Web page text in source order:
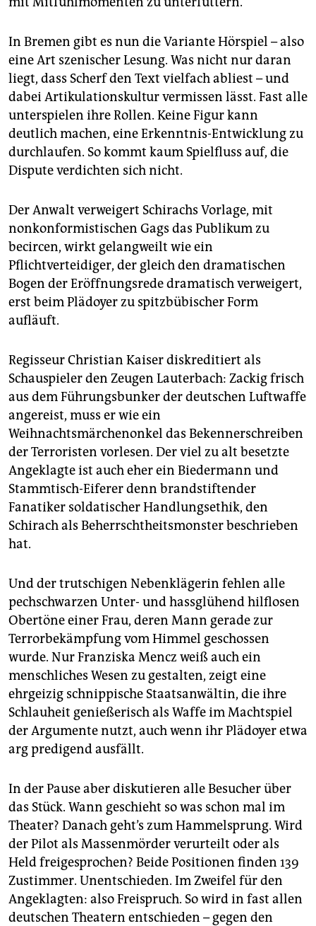
In Bremen gibt es nun die Variante Hörspiel – also
eine Art szenischer Lesung. Was nicht nur daran
liegt, dass Scherf den Text vielfach abliest – und
dabei Artikulationskultur vermissen lässt. Fast alle
unterspielen ihre Rollen. Keine Figur kann
deutlich machen, eine Erkenntnis-Entwicklung zu
durchlaufen. So kommt kaum Spielfluss auf, die
Dispute verdichten sich nicht.
Der Anwalt verweigert Schirachs Vorlage, mit
nonkonformistischen Gags das Publikum zu
becircen, wirkt gelangweilt wie ein
Pflichtverteidiger, der gleich den dramatischen
Bogen der Eröffnungsrede dramatisch verweigert,
erst beim Plädoyer zu spitzbübischer Form
aufläuft.
Regisseur Christian Kaiser diskreditiert als
Schauspieler den Zeugen Lauterbach: Zackig frisch
aus dem Führungsbunker der deutschen Luftwaffe
angereist, muss er wie ein
Weihnachtsmärchenonkel das Bekennerschreiben
der Terroristen vorlesen. Der viel zu alt besetzte
Angeklagte ist auch eher ein Biedermann und
Stammtisch-Eiferer denn brandstiftender
Fanatiker soldatischer Handlungsethik, den
Schirach als Beherrschtheitsmonster beschrieben
hat.
Und der trutschigen Nebenklägerin fehlen alle
pechschwarzen Unter- und hassglühend hilflosen
Obertöne einer Frau, deren Mann gerade zur
Terrorbekämpfung vom Himmel geschossen
wurde. Nur Franziska Mencz weiß auch ein
menschliches Wesen zu gestalten, zeigt eine
ehrgeizig schnippische Staatsanwältin, die ihre
Schlauheit genießerisch als Waffe im Machtspiel
der Argumente nutzt, auch wenn ihr Plädoyer etwa
arg predigend ausfällt.
In der Pause aber diskutieren alle Besucher über
das Stück. Wann geschieht so was schon mal im
Theater? Danach geht’s zum Hammelsprung. Wird
der Pilot als Massenmörder verurteilt oder als
Held freigesprochen? Beide Positionen finden 139
Zustimmer. Unentschieden. Im Zweifel für den
Angeklagten: also Freispruch. So wird in fast allen
deutschen Theatern entschieden – gegen den